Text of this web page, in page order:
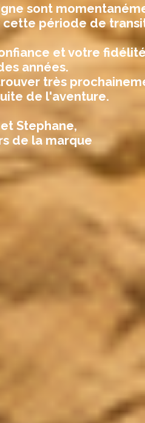
sont
période de
et votre
années.
très
de l'aventure.
Stephane,
de la marque